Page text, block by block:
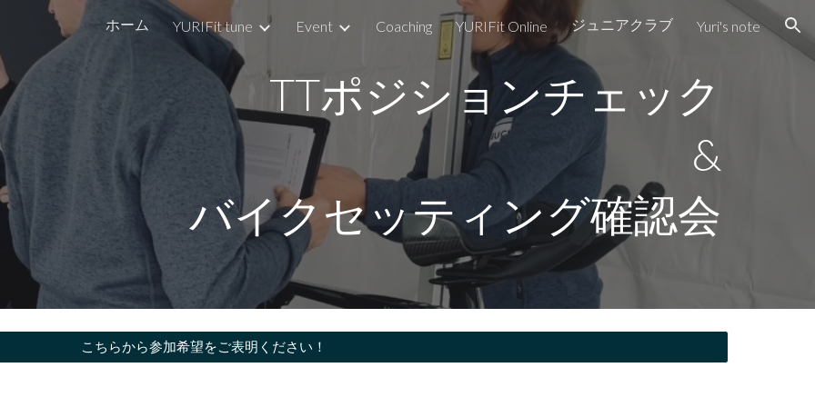
to main content Skip to navigation
ホーム YURIFit tune Event Coaching YURIFit Online ジュニアクラブ Yuri's note
TTポジションチェック
&
バイクセッティング確認会
こちらから参加希望をご表明ください！